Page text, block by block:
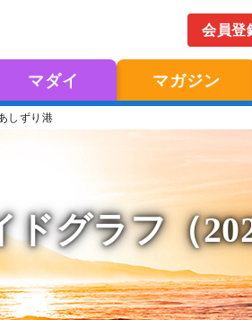
会員登
マダイ マガジン
しずり港
ドグラフ（